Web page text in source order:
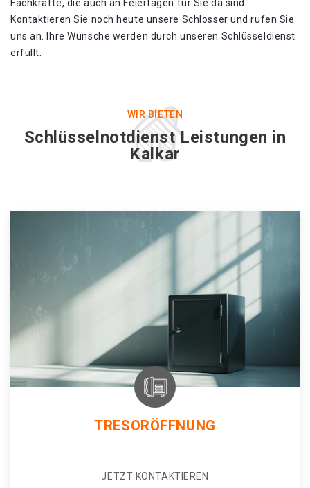
Fachkräfte, die auch an Feiertagen für Sie da sind.
Kontaktieren Sie noch heute unsere Schlosser und rufen Sie
uns an. Ihre Wünsche werden durch unseren Schlüsseldienst
erfüllt.
WIR BIETEN
Schlüsselnotdienst Leistungen in
Kalkar
TRESORÖFFNUNG
JETZT KONTAKTIEREN